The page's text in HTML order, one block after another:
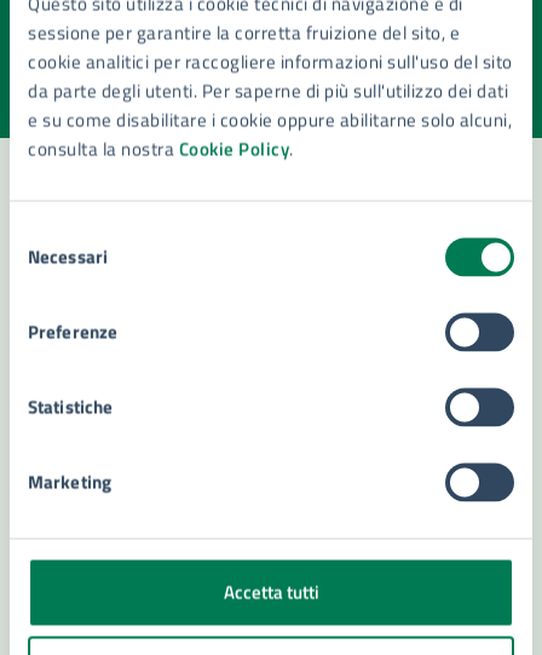
sessione per garantire la corretta fruizione del sito, e
cookie analitici per raccogliere informazioni sull'uso del sito
da parte degli utenti. Per saperne di più sull'utilizzo dei dati
e su come disabilitare i cookie oppure abilitarne solo alcuni,
consulta la nostraCookie Policy.
delNecessari
Preferenze
Statistiche
Marketing
Accetta tutti
pagina?
Valuta la chiarezza delle informazioni (da 1 a 5 stelle)
Seleziona il numero di stelle per valutare la chiarezza delle
Valuta 5 stelle su 5
Valuta 4 stelle su 5
Valuta 3 stelle su 5
Valuta 2 stelle su 5
Valuta 1 stelle su 5
Contatta il comune
Richiedi assistenza
Problemi in città
Segnala disservizio